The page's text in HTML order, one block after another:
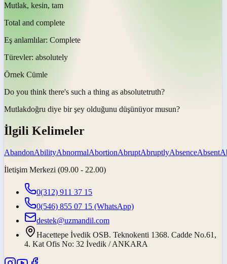
Mutlak, kesin, tam
Total and complete
Eş anlamlılar: Complete
Türevler: absolutely
Örnek Cümle
Do you think there's such a thing as absolutetruth?
Mutlakdoğru diye bir şey olduğunu düşünüyor musun?
İlgili Kelimeler
AbandonAbilityAbnormalAbortionAbruptAbruptlyAbsenceAbsent
İletişim Merkezi (09.00 - 22.00)
0(312) 911 37 15
0(546) 855 07 15 (WhatsApp)
destek@uzmandil.com
Hacettepe İvedik OSB. Teknokenti 1368. Cadde No.61,
4. Kat Ofis No: 32 İvedik / ANKARA